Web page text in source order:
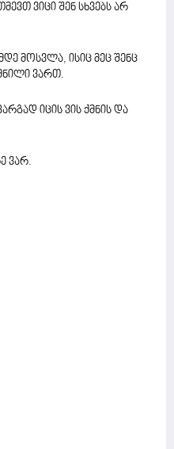
ვიცი შენ სხვებს არ
მოსვლა, ისიც მეც შენც
ვართ.
იცის ვის ქმნის და
ვარ.